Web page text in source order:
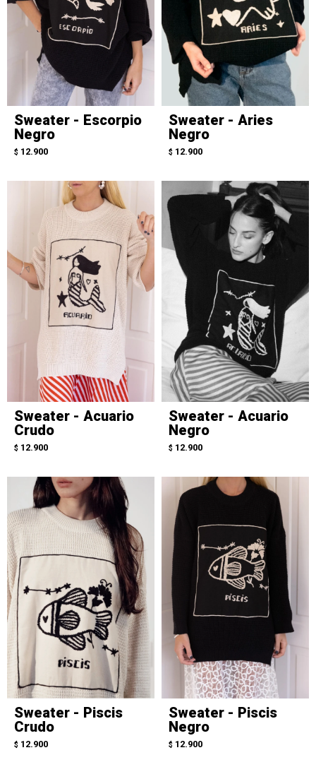
Sweater - Escorpio
Negro
$ 12.900
Sweater - Aries
Negro
$ 12.900
Sweater - Acuario
Crudo
$ 12.900
Sweater - Acuario
Negro
$ 12.900
Sweater - Piscis
Crudo
$ 12.900
Sweater - Piscis
Negro
$ 12.900